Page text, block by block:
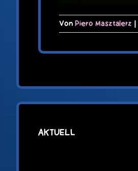
VonPiero Masztalerz |
AKTUELL